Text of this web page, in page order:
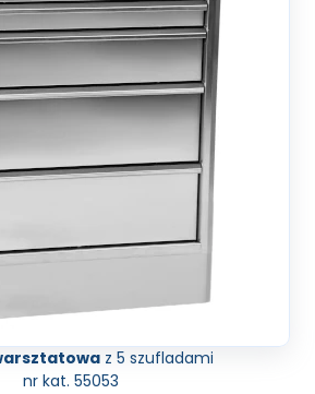
z 5 szufladami
nr kat. 55053